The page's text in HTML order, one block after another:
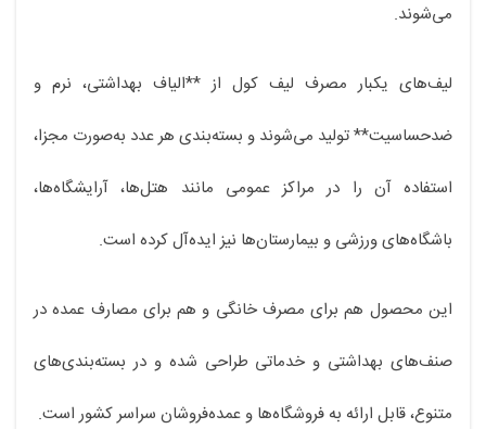
می‌شوند.
لیف‌های یکبار مصرف لیف کول از **الیاف بهداشتی، نرم و
ضدحساسیت** تولید می‌شوند و بسته‌بندی هر عدد به‌صورت مجزا،
استفاده آن را در مراکز عمومی مانند هتل‌ها، آرایشگاه‌ها،
باشگاه‌های ورزشی و بیمارستان‌ها نیز ایده‌آل کرده است.
این محصول هم برای مصرف خانگی و هم برای مصارف عمده در
صنف‌های بهداشتی و خدماتی طراحی شده و در بسته‌بندی‌های
متنوع، قابل ارائه به فروشگاه‌ها و عمده‌فروشان سراسر کشور است.